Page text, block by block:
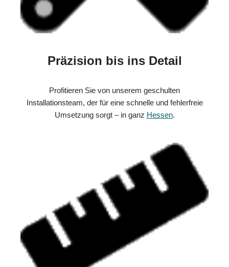
Präzision bis ins Detail
Profitieren Sie von unserem geschulten
Installationsteam, der für eine schnelle und fehlerfreie
Umsetzung sorgt – in ganz Hessen.